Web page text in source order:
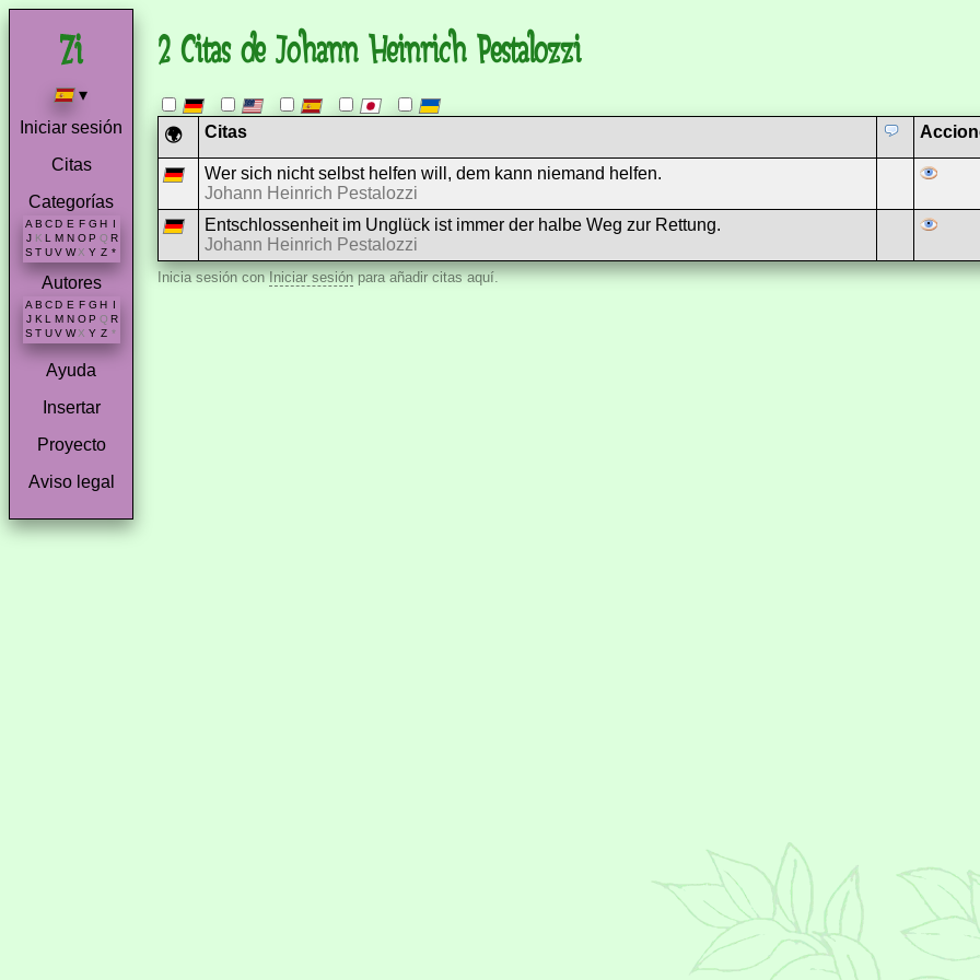
▾
Iniciar sesión
Citas
Categorías
A B C D E F G H I
J K L M N O P Q R
S T U V W X Y Z *
Autores
A B C D E F G H
J K L M N O P Q R
S T U V W X Y Z *
Ayuda
Insertar
Proyecto
Aviso legal
2 Citas de Johann Heinrich Pestalozzi
🌍 Citas
Wer sich nicht selbst helfen will, dem kann niemand helfen.
Johann Heinrich Pestalozzi
Entschlossenheit im Unglück ist immer der halbe Weg zur Rettung.
Johann Heinrich Pestalozzi
Inicia sesión conIniciar sesiónpara añadir citas aquí.